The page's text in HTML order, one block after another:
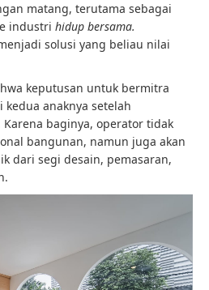
matang, terutama sebagai
industri hidup bersama.
solusi yang beliau nilai
keputusan untuk bermitra
anaknya setelah
baginya, operator tidak
bangunan, namun juga akan
dari segi desain, pemasaran,